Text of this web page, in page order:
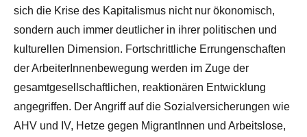
sich die Krise des Kapitalismus nicht nur ökonomisch,
sondern auch immer deutlicher in ihrer politischen und
kulturellen Dimension. Fortschrittliche Errungenschaften
der ArbeiterInnenbewegung werden im Zuge der
gesamtgesellschaftlichen, reaktionären Entwicklung
angegriffen. Der Angriff auf die Sozialversicherungen wie
AHV und IV, Hetze gegen MigrantInnen und Arbeitslose,